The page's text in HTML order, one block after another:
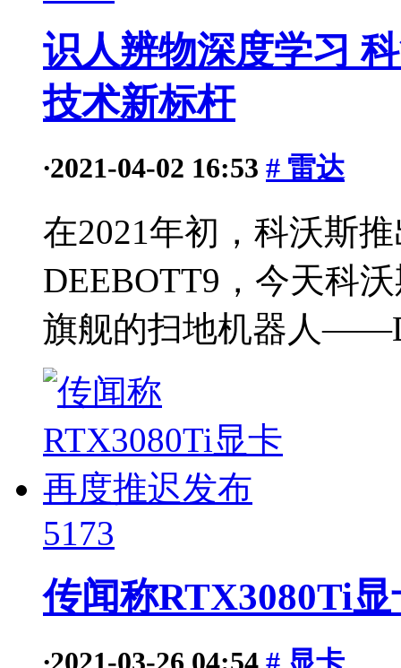
识人辨物深度学习
技术新标杆
·2021-04-02 16:53 # 雷达
在2021年初，科沃斯
DEEBOTT9，今天科
旗舰的扫地机器人
5173
传闻称RTX3080Ti